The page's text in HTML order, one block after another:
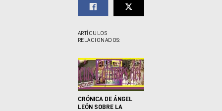
ARTÍCULOS
RELACIONADOS:
CRÓNICA DE ÁNGEL
LEÓN SOBRE LA